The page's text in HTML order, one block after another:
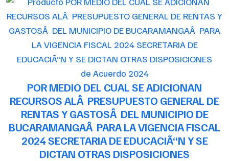
de Acuerdo 2024
POR MEDIO DEL CUAL SE ADICIONAN
RECURSOS ALÂ PRESUPUESTO GENERAL DE
RENTAS Y GASTOSÂ DEL MUNICIPIO DE
BUCARAMANGAÂ PARA LA VIGENCIA FISCAL
2024 SECRETARIA DE EDUCACIÃ“N Y SE
DICTAN OTRAS DISPOSICIONES